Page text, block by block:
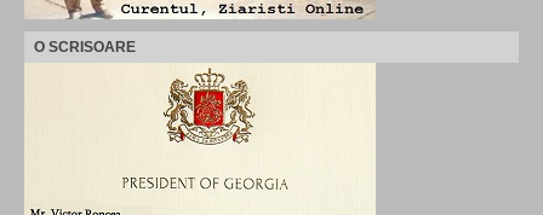
O SCRISOARE